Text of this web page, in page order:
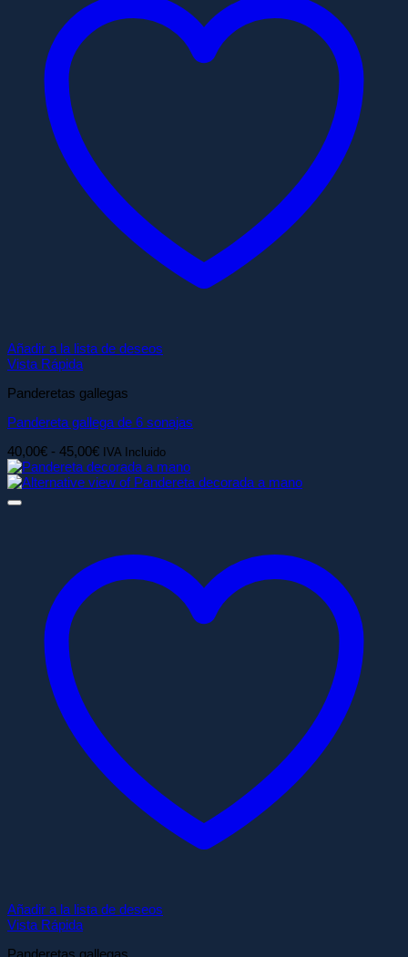
Añadir a la lista de deseos
Vista Rápida
Panderetas gallegas
Pandereta gallega de 6 sonajas
40,00€ - 45,00€Rango
de
precios:
IVA Incluido
Añadir a la lista de deseos
Vista Rápida